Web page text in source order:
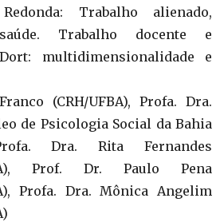
Trabalho alienado,
Trabalho docente e
Dort: multidimensionalidade e
(CRH/UFBA), Profa. Dra.
de Psicologia Social da Bahia
Dra. Rita Fernandes
Prof. Dr. Paulo Pena
Profa. Dra. Mônica Angelim